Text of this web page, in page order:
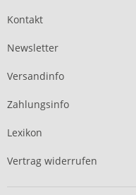
Kontakt
Newsletter
Versandinfo
Zahlungsinfo
Lexikon
Vertrag widerrufen